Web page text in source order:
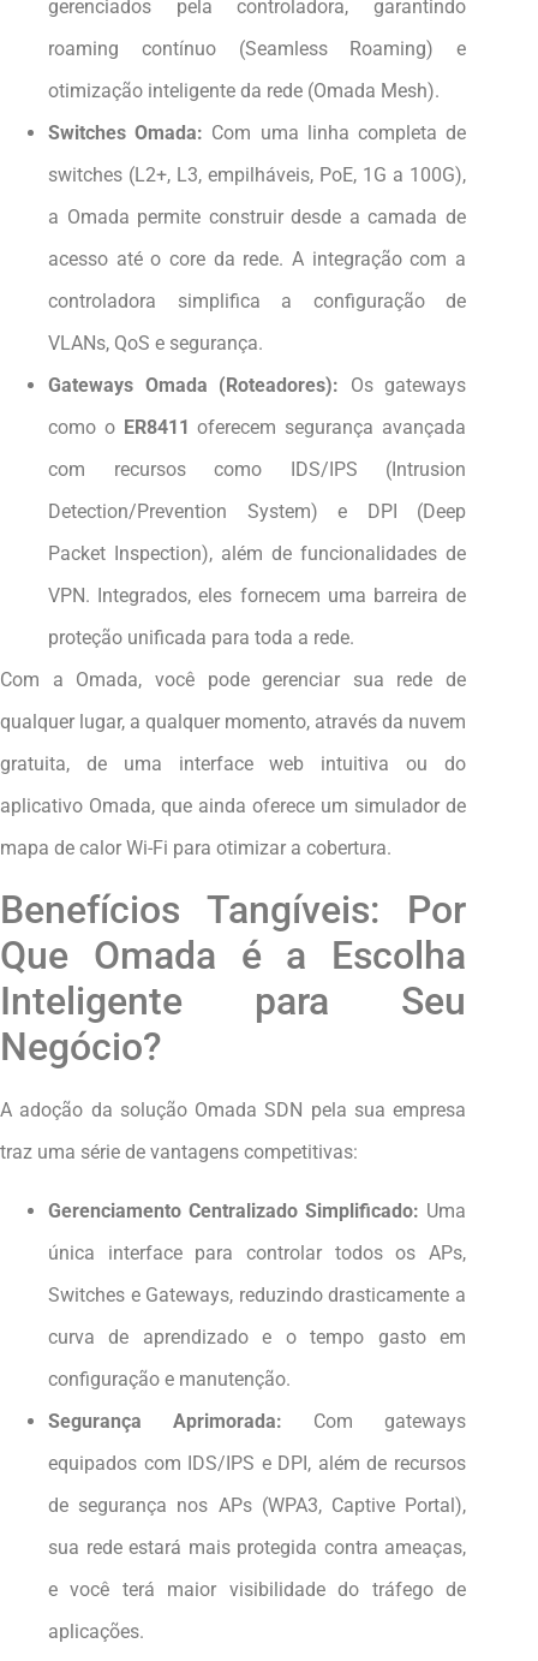
gerenciados pela controladora, garantindo
roaming contínuo (Seamless Roaming) e
otimização inteligente da rede (Omada Mesh).
Switches Omada: Com uma linha completa de
switches (L2+, L3, empilháveis, PoE, 1G a 100G),
a Omada permite construir desde a camada de
acesso até o core da rede. A integração com a
controladora simplifica a configuração de
VLANs, QoS e segurança.
Gateways Omada (Roteadores): Os gateways
como o ER8411 oferecem segurança avançada
com recursos como IDS/IPS (Intrusion
Detection/Prevention System) e DPI (Deep
Packet Inspection), além de funcionalidades de
VPN. Integrados, eles fornecem uma barreira de
proteção unificada para toda a rede.
Com a Omada, você pode gerenciar sua rede de
qualquer lugar, a qualquer momento, através da nuvem
gratuita, de uma interface web intuitiva ou do
aplicativo Omada, que ainda oferece um simulador de
mapa de calor Wi-Fi para otimizar a cobertura.
Benefícios Tangíveis: Por
Que Omada é a Escolha
Inteligente para Seu
Negócio?
A adoção da solução Omada SDN pela sua empresa
traz uma série de vantagens competitivas:
Gerenciamento Centralizado Simplificado: Uma
única interface para controlar todos os APs,
Switches e Gateways, reduzindo drasticamente a
curva de aprendizado e o tempo gasto em
configuração e manutenção.
Segurança Aprimorada: Com gateways
equipados com IDS/IPS e DPI, além de recursos
de segurança nos APs (WPA3, Captive Portal),
sua rede estará mais protegida contra ameaças,
e você terá maior visibilidade do tráfego de
aplicações.